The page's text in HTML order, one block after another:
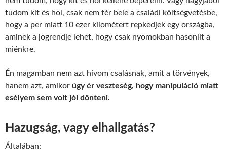
tudom kit és hol, csak nem fér bele a családi költségvetésbe,
hogy a per miatt 10 ezer kilométert repkedjek egy országba,
aminek a jogrendje lehet, hogy csak nyomokban hasonlít a
miénkre.
Én magamban nem azt hívom csalásnak, amit a törvények,
hanem azt, amikor úgy ér veszteség, hogy manipuláció miatt
esélyem sem volt jól dönteni.
Hazugság, vagy elhallgatás?
Általában: